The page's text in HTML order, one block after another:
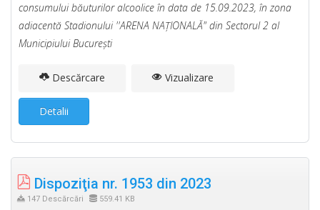
consumului băuturilor alcoolice în data de 15.09.2023, în zona
adiacentă Stadionului ''ARENA NAŢIONALĂ" din Sectorul 2 al
Municipiului Bucureşti
Descărcare Vizualizare
Detalii
Dispoziţia nr. 1953 din 2023
147 Descărcări 559.41 KB